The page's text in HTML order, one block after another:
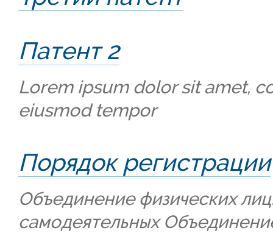
Патент 2
Lorem ipsum dolor sit amet,
eiusmod tempor
Порядок регистрации
Объединение физических
самодеятельных